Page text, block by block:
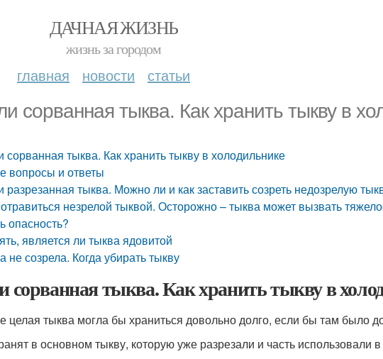
ДАЧНАЯ ЖИЗНЬ
жизнь за городом
главная новости статьи
сорванная тыква. Как хранить тыкву в
сорванная тыква. Как хранить тыкву в холодильнике
вопросы и ответы
разрезанная тыква. Можно ли и как заставить созреть недозрелую
незрелой тыквой. Осторожно – тыква может вызвать
опасность?
является ли тыква ядовитой
не созрела. Когда убирать тыкву
сорванная тыква. Как хранить тыкву в
целая тыква могла бы храниться довольно долго, если бы там было
в основном тыкву, которую уже разрезали и часть использовали